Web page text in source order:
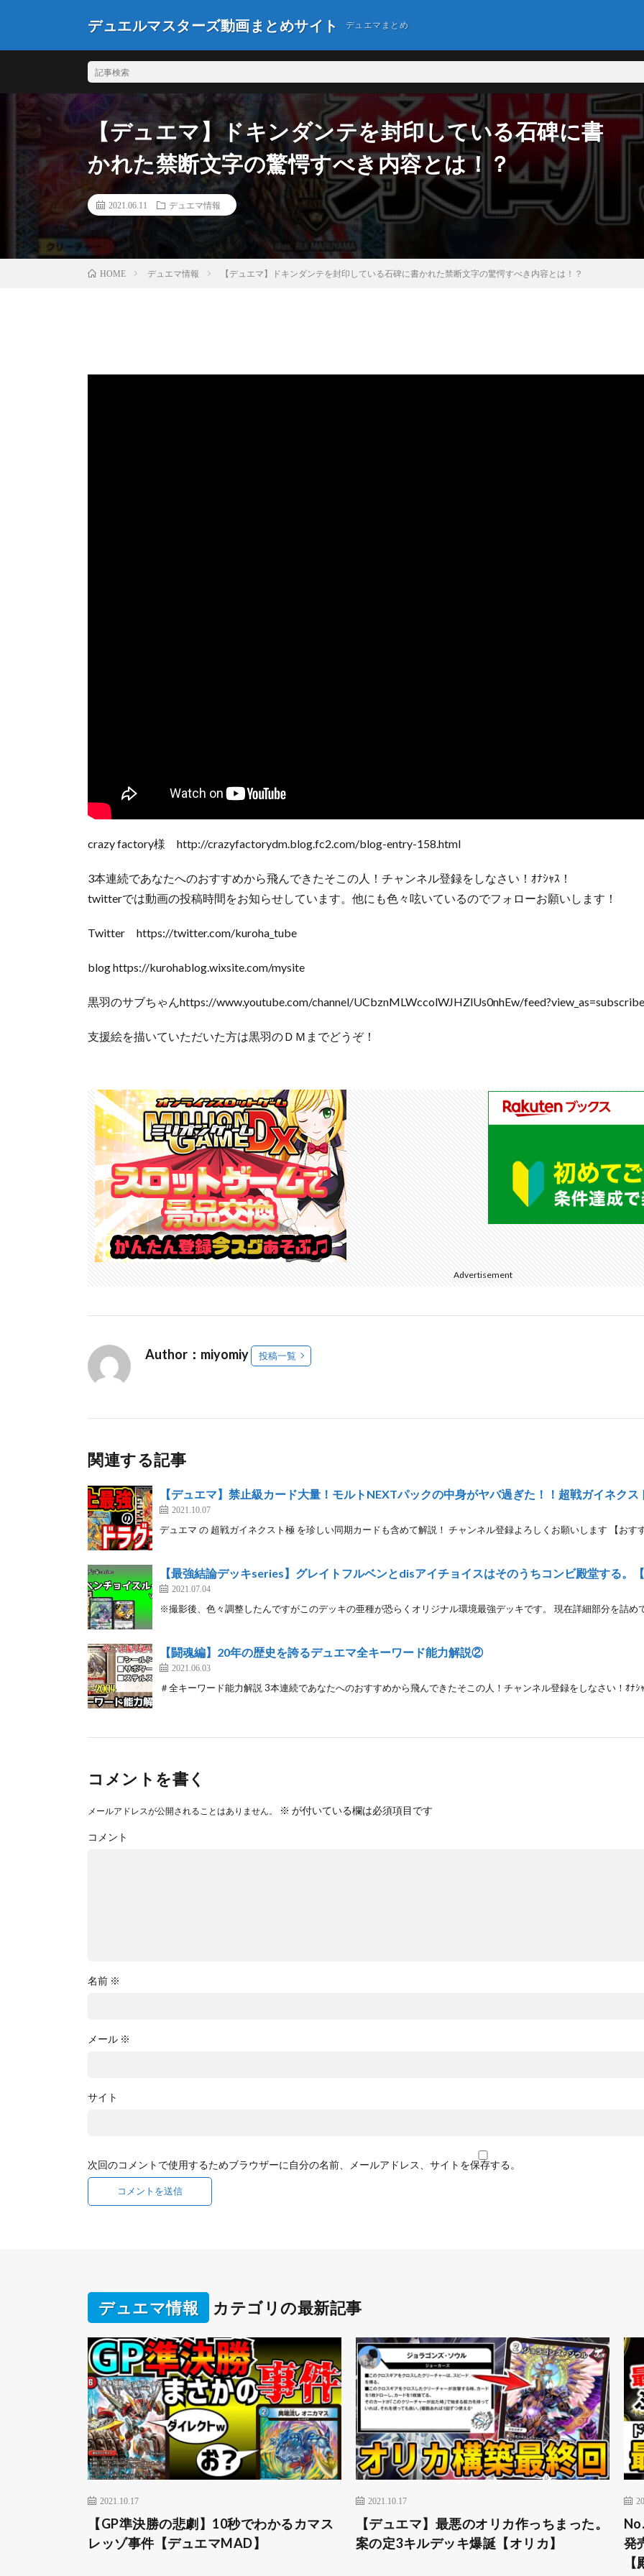
デュエルマスターズ動画まとめサイト デュエマまとめ
【デュエマ】ドキンダンテを封印している石碑に書
かれた禁断文字の驚愕すべき内容とは！？
2021.06.11 デュエマ情報
HOME デュエマ情報 【デュエマ】ドキンダンテを封印している石碑に書かれた禁断文字の驚愕すべき内容とは！？
crazy factory様 http://crazyfactorydm.blog.fc2.com/blog-entry-158.html
3本連続であなたへのおすすめから飛んできたそこの人！チャンネル登録をしなさい！ｵﾅｼｬｽ！
twitterでは動画の投稿時間をお知らせしています。他にも色々呟いているのでフォローお願いします！
Twitter https://twitter.com/kuroha_tube
blog https://kurohablog.wixsite.com/mysite
黒羽のサブちゃんhttps://www.youtube.com/channel/UCbznMLWccolWJHZlUs0nhEw/
支援絵を描いていただいた方は黒羽のＤＭまでどうぞ！
Advertisement
Author：miyomiy 投稿一覧
関連する記事
【デュエマ】禁止級カード大量！モルトNEXTパックの中身がヤバ過ぎた！！超戦ガイネク
2021.10.07
デュエマ の 超戦ガイネクスト極 を珍しい同期カードも含めて解説！ チャンネル登録よろしくお願いします 【お
【最強結論デッキseries】グレイトフルベンとdisアイチョイスはそのうちコンビ殿堂する。
2021.07.04
※撮影後、色々調整したんですがこのデッキの亜種が恐らくオリジナル環境最強デッキです。 現在詳細部分を詰
【闘魂編】20年の歴史を誇るデュエマ全キーワード能力解説②
2021.06.03
＃全キーワード能力解説 3本連続であなたへのおすすめから飛んできたそこの人！チャンネル登録をしなさい！ｵ
コメントを書く
メールアドレスが公開されることはありません。 ※ が付いている欄は必須項目です
コメント
名前 ※
メール ※
サイト
次回のコメントで使用するためブラウザーに自分の名前、メールアドレス、サイトを保存する。
デュエマ情報 カテゴリの最新記事
2021.10.17
【GP準決勝の悲劇】10秒でわかるカマス
レッゾ事件【デュエマMAD】
2021.10.17
【デュエマ】最悪のオリカ作っちまった。
案の定3キルデッキ爆誕【オリカ】
発